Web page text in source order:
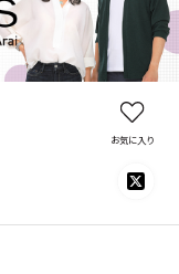
お気に入り